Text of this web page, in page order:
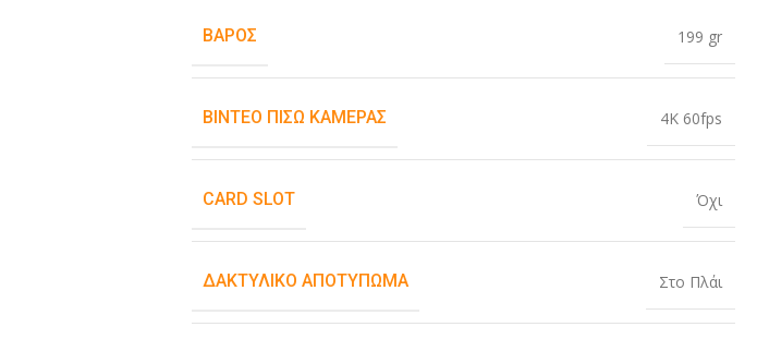
ΒΆΡΟΣ 199 gr
ΒΊΝΤΕΟ ΠΊΣΩ ΚΆΜΕΡΑΣ 4K 60fps
CARD SLOT Όχι
ΔΑΚΤΥΛΙΚΌ ΑΠΟΤΎΠΩΜΑ Στο Πλάι